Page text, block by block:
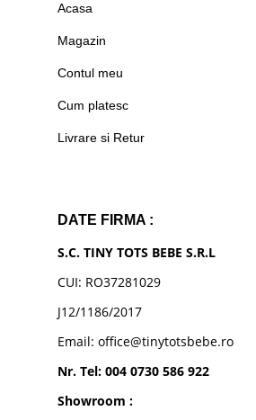
Acasa
Magazin
Contul meu
Cum platesc
Livrare si Retur
DATE FIRMA :
S.C. TINY TOTS BEBE S.R.L
CUI: RO37281029
J12/1186/2017
Email: office@tinytotsbebe.ro
Nr. Tel: 004 0730 586 922
Showroom :